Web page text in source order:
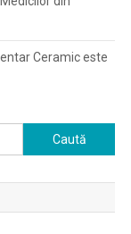
Ceramic este
Caută
după: